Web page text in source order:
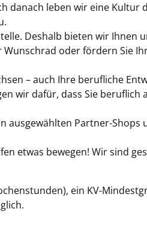
danach leben wir eine Kultur
Deshalb bieten wir Ihnen
oder fördern Sie
– auch Ihre berufliche
wir dafür, dass Sie beruflich
ausgewählten Partner-
etwas bewegen! Wir sind
ein KV-